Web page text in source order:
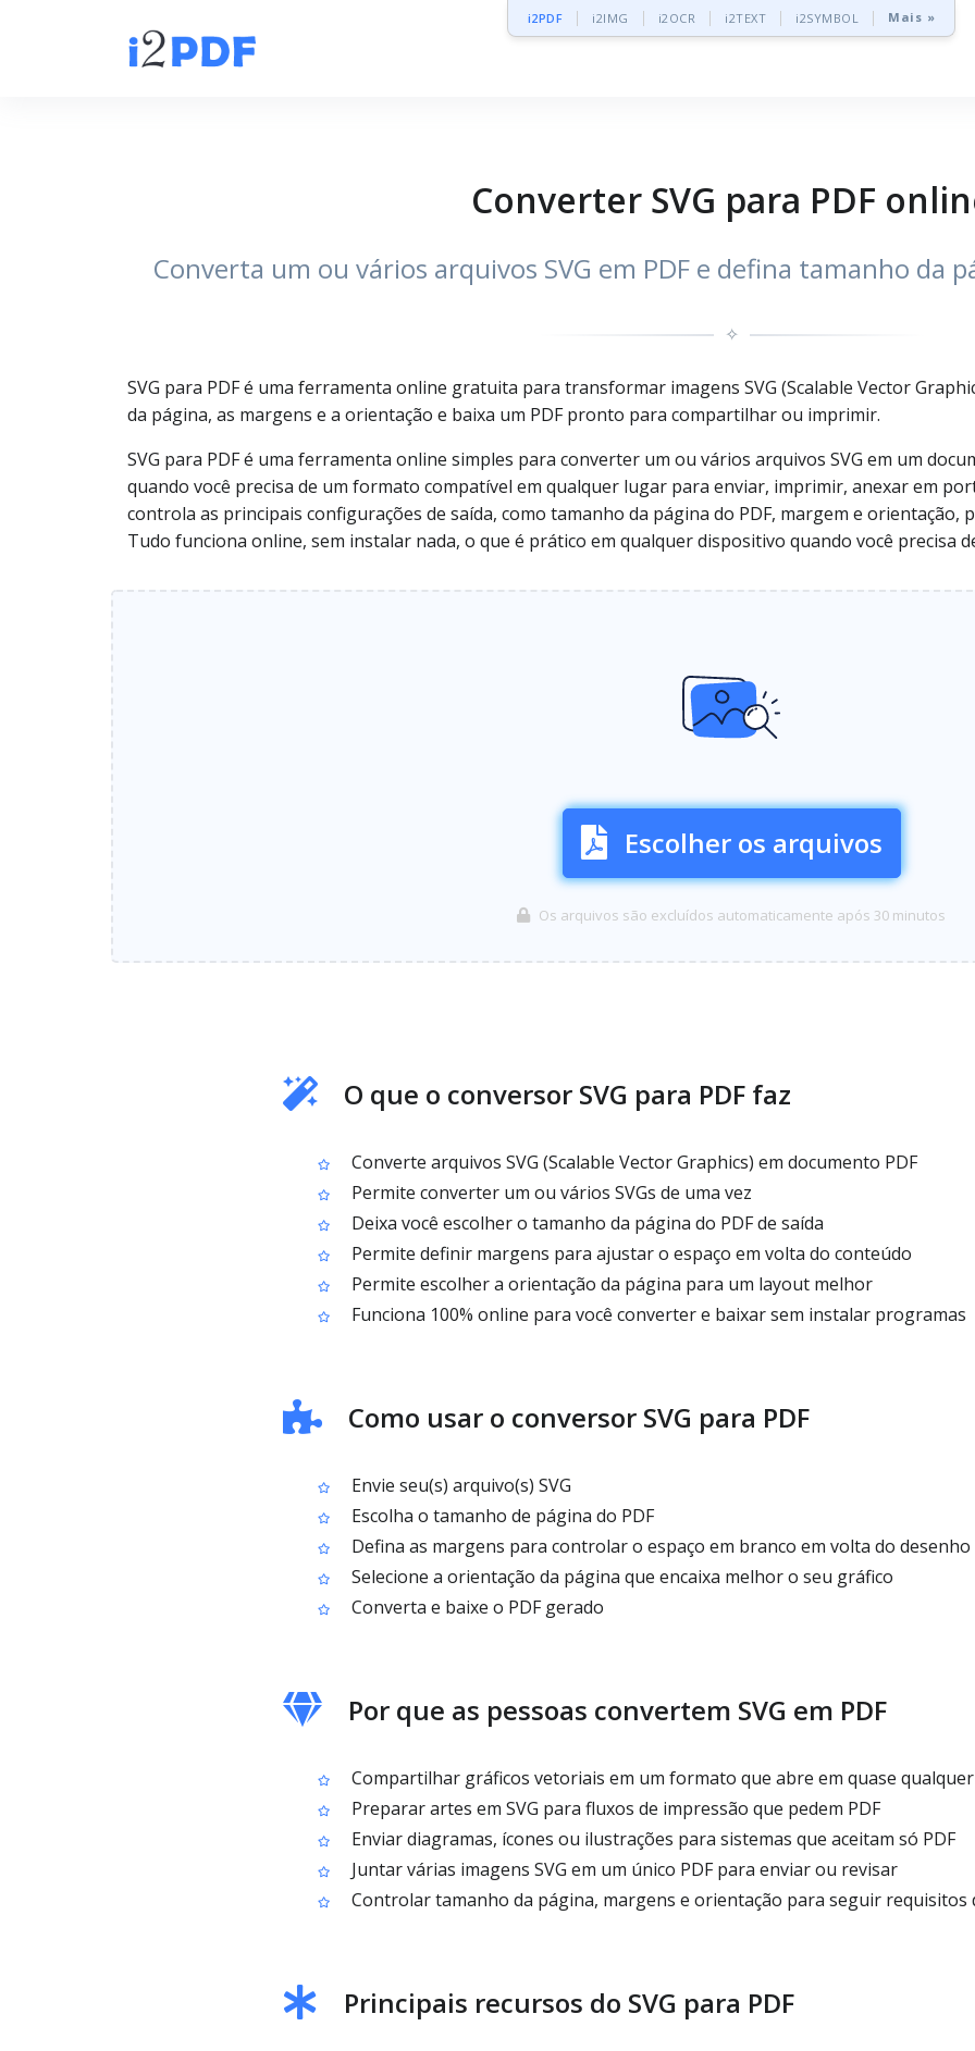
i2PDF i2IMG i2OCR i2TEXT i2SYMBOL Mais »
Converter SVG para PDF
Converta um ou vários arquivos SVG em PDF e defina tamanho da
✧
SVG para PDF é uma ferramenta online gratuita para transformar imagens SVG (Scalable Vector
da página, as margens e a orientação e baixa um PDF pronto para compartilhar ou imprimir.
SVG para PDF é uma ferramenta online simples para converter um ou vários arquivos SVG em um
quando você precisa de um formato compatível em qualquer lugar para enviar, imprimir, anexar em
controla as principais configurações de saída, como tamanho da página do PDF, margem e orientação,
Tudo funciona online, sem instalar nada, o que é prático em qualquer dispositivo quando você precisa
Escolher os arquivos
Os arquivos são excluídos automaticamente após 30 minutos
O que o conversor SVG para PDF faz
Converte arquivos SVG (Scalable Vector Graphics) em documento PDF
Permite converter um ou vários SVGs de uma vez
Deixa você escolher o tamanho da página do PDF de saída
Permite definir margens para ajustar o espaço em volta do conteúdo
Permite escolher a orientação da página para um layout melhor
Funciona 100% online para você converter e baixar sem instalar programas
Como usar o conversor SVG para PDF
Envie seu(s) arquivo(s) SVG
Escolha o tamanho de página do PDF
Defina as margens para controlar o espaço em branco em volta do desenho
Selecione a orientação da página que encaixa melhor o seu gráfico
Converta e baixe o PDF gerado
Por que as pessoas convertem SVG em PDF
Compartilhar gráficos vetoriais em um formato que abre em quase
Preparar artes em SVG para fluxos de impressão que pedem PDF
Enviar diagramas, ícones ou ilustrações para sistemas que aceitam só PDF
Juntar várias imagens SVG em um único PDF para enviar ou revisar
Controlar tamanho da página, margens e orientação para seguir requisitos
Principais recursos do SVG para PDF